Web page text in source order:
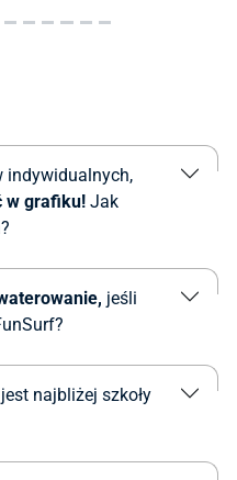
indywidualnych,
w grafiku! Jak
jeśli
najbliżej szkoły